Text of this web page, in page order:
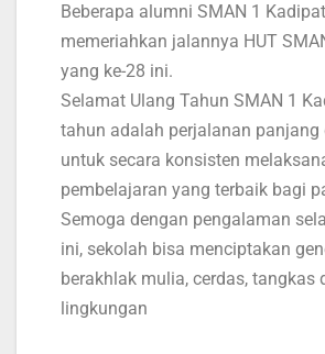
Beberapa alumni SMAN 1
memeriahkan jalannya HUT
yang ke-28 ini.
Selamat Ulang Tahun SMAN 1
tahun adalah perjalanan panjang
untuk secara konsisten
pembelajaran yang terbaik bagi
Semoga dengan pengalaman
ini, sekolah bisa menciptakan
berakhlak mulia, cerdas, tangkas
lingkungan